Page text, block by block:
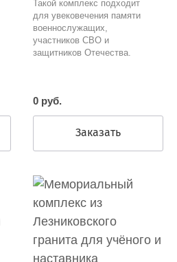
Такой комплекс подходит
для увековечения памяти
военнослужащих,
участников СВО и
защитников Отечества.
0 руб.
Заказать